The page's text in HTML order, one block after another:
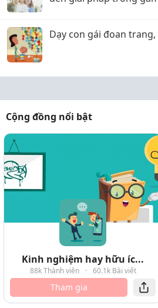
Dạy con gái đoan
Cộng đồng nổi bật
Kinh nghiệm hay hữu íc...
88k Thành viên · 60.1k Bài viết
Tham gia